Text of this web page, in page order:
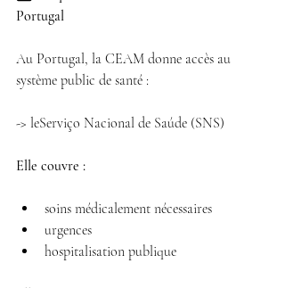
Portugal
Au Portugal, la CEAM donne accès au
système public de santé :
-> leServiço Nacional de Saúde (SNS)
Elle couvre :
soins médicalement nécessaires
urgences
hospitalisation publique